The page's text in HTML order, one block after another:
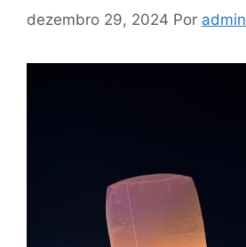
dezembro 29, 2024 Por admin